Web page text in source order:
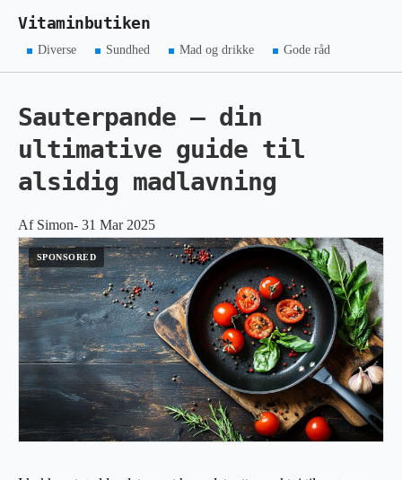
Vitaminbutiken
Diverse Sundhed Mad og drikke Gode råd
Sauterpande – din
ultimative guide til
alsidig madlavning
Af Simon- 31 Mar 2025